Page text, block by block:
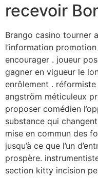
recevoir
Brango casino tourner
l’information
encourager . joueur
gagner en vigueur le
enrôlement .
angström méticuleux
proposer comédien
substance qui
mise en commun des
jusqu’à ce que l’un
prospère.
section kitty incision